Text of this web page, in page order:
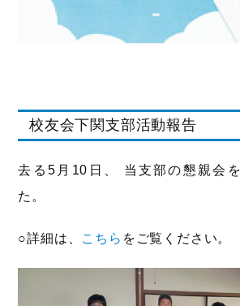
校友会下関支部活動報告
去る5月10日、 当支部の懇親会
た。
○詳細は、 こちら をご覧ください。